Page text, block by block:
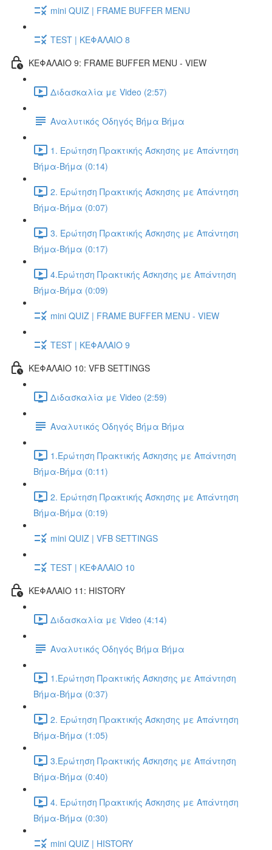
mini QUIZ | FRAME BUFFER MENU
TEST | ΚΕΦΑΛΑΙΟ 8
ΚΕΦΑΛΑΙΟ 9: FRAME BUFFER MENU - VIEW
Διδασκαλία με Video (2:57)
Αναλυτικός Οδηγός Βήμα Βήμα
1. Ερώτηση Πρακτικής Άσκησης με Απάντηση
Βήμα-Βήμα (0:14)
2. Ερώτηση Πρακτικής Άσκησης με Απάντηση
Βήμα-Βήμα (0:07)
3. Ερώτηση Πρακτικής Άσκησης με Απάντηση
Βήμα-Βήμα (0:17)
4.Ερώτηση Πρακτικής Άσκησης με Απάντηση
Βήμα-Βήμα (0:09)
mini QUIZ | FRAME BUFFER MENU - VIEW
TEST | ΚΕΦΑΛΑΙΟ 9
ΚΕΦΑΛΑΙΟ 10: VFB SETTINGS
Διδασκαλία με Video (2:59)
Αναλυτικός Οδηγός Βήμα Βήμα
1.Ερώτηση Πρακτικής Άσκησης με Απάντηση
Βήμα-Βήμα (0:11)
2. Ερώτηση Πρακτικής Άσκησης με Απάντηση
Βήμα-Βήμα (0:19)
mini QUIZ | VFB SETTINGS
TEST | ΚΕΦΑΛΑΙΟ 10
ΚΕΦΑΛΑΙΟ 11: HISTORY
Διδασκαλία με Video (4:14)
Αναλυτικός Οδηγός Βήμα Βήμα
1.Ερώτηση Πρακτικής Άσκησης με Απάντηση
Βήμα-Βήμα (0:37)
2. Ερώτηση Πρακτικής Άσκησης με Απάντηση
Βήμα-Βήμα (1:05)
3.Ερώτηση Πρακτικής Άσκησης με Απάντηση
Βήμα-Βήμα (0:40)
4. Ερώτηση Πρακτικής Άσκησης με Απάντηση
Βήμα-Βήμα (0:30)
mini QUIZ | HISTORY